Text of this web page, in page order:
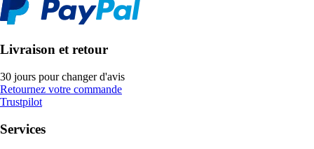
Livraison et retour
30 jours pour changer d'avis
Retournez votre commande
Trustpilot
Services